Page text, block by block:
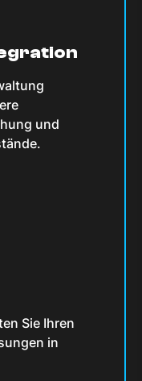
und
Sie Ihren
in